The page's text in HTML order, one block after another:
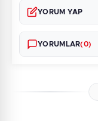
YORUM YAP
YORUMLAR(0)